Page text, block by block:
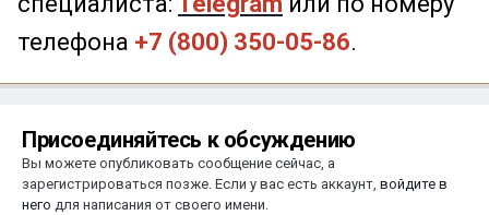
телефона +7 (800) 350-05-86.
Присоединяйтесь к обсуждению
Вы можете опубликовать сообщение сейчас, а
зарегистрироваться позже. Если у вас есть аккаунт, войдите в
него для написания от своего имени.